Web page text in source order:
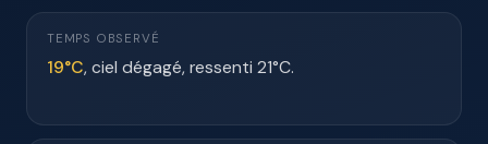
TEMPS OBSERVÉ
19°C, ciel dégagé, ressenti 21°C.